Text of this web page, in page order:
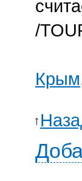
/
Крым